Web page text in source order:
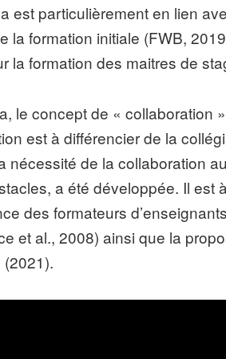
est particulièrement en lien
la formation initiale (FWB,
la formation des maitres de
le concept de « collaboration
est à différencier de la
nécessité de la collaboration
a été développée. Il est
des formateurs
et al., 2008) ainsi que la